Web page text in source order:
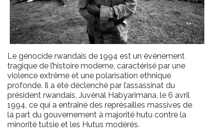
Le génocide rwandais de 1994 est un événement
tragique de l’histoire moderne, caractérisé par une
violence extrême et une polarisation ethnique
profonde. Il a été déclenché par l’assassinat du
président rwandais, Juvénal Habyarimana, le 6 avril
1994, ce qui a entraîné des représailles massives de
la part du gouvernement à majorité hutu contre la
minorité tutsie et les Hutus modérés.